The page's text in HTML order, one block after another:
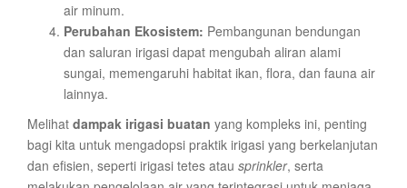
air minum.
Perubahan Ekosistem: Pembangunan bendungan
dan saluran irigasi dapat mengubah aliran alami
sungai, memengaruhi habitat ikan, flora, dan fauna air
lainnya.
Melihat dampak irigasi buatan yang kompleks ini, penting
bagi kita untuk mengadopsi praktik irigasi yang berkelanjutan
dan efisien, seperti irigasi tetes atau sprinkler, serta